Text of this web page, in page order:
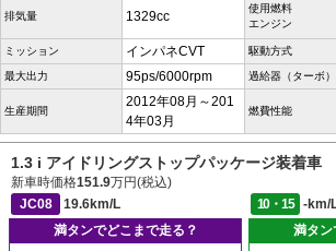
排気量 1329cc
使用燃料
エンジン
ミッション インパネCVT 駆動方式
最大出力 95ps/6000rpm 過給器（ターボ）
生産期間
2012年08月～201
4年03月
燃費性能
1.3 i アイドリングストップパッケージ装着車
新車時価格151.9万円(税込)
JC08
19.6km/L 10・15
-km/
満タンでどこまで走る？
満タン